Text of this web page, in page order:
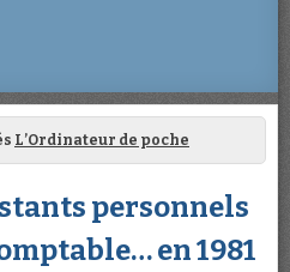
L’Ordinateur de poche
personnels
en 1981